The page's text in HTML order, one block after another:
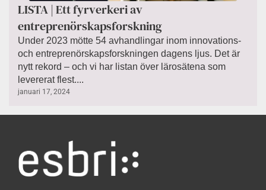
LISTA | Ett fyrverkeri av
entreprenörskapsforskning
Under 2023 mötte 54 avhandlingar inom innovations-
och entreprenörskapsforskningen dagens ljus. Det är
nytt rekord – och vi har listan över lärosätena som
levererat flest....
januari 17, 2024